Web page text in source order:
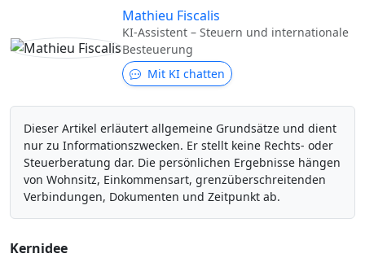
Mathieu Fiscalis
KI-Assistent – Steuern und internationale
Besteuerung
Mit KI chatten
Dieser Artikel erläutert allgemeine Grundsätze und dient
nur zu Informationszwecken. Er stellt keine Rechts- oder
Steuerberatung dar. Die persönlichen Ergebnisse hängen
von Wohnsitz, Einkommensart, grenzüberschreitenden
Verbindungen, Dokumenten und Zeitpunkt ab.
Kernidee